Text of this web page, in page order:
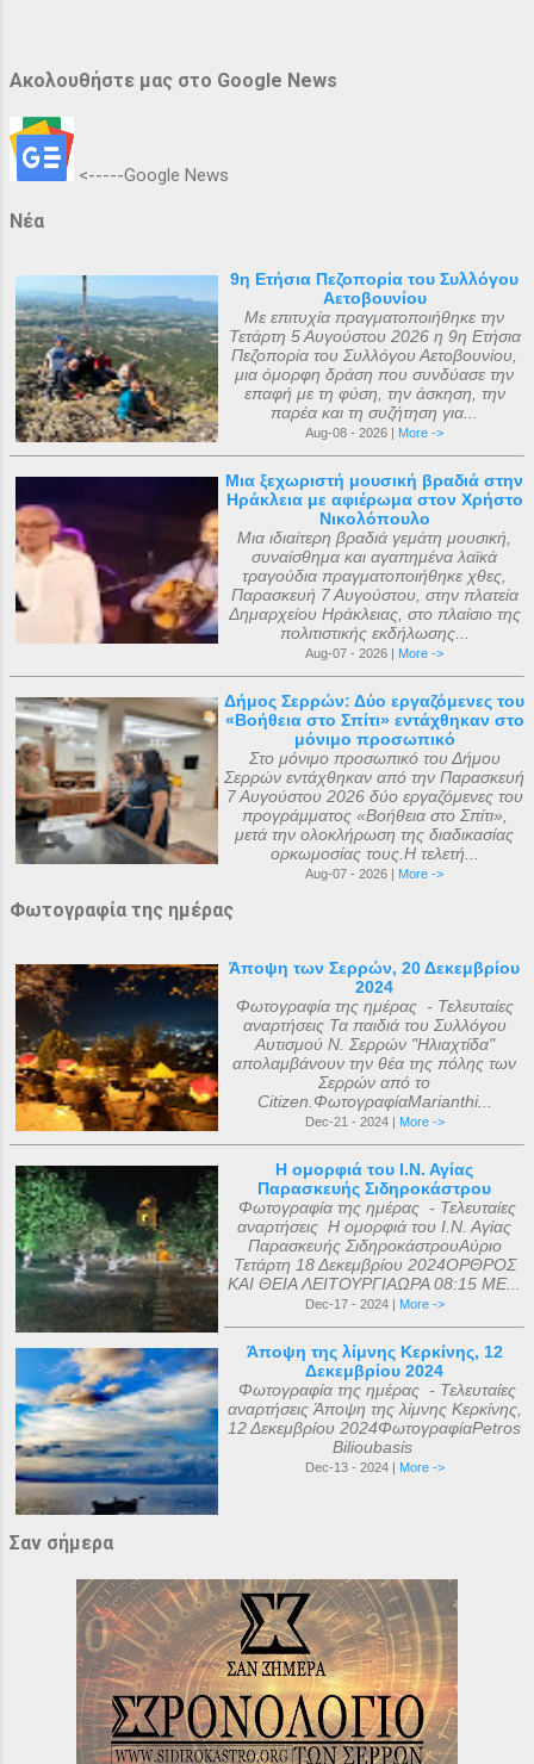
Ακολουθήστε μας στο Google News
<-----Google News
Νέα
9η Ετήσια Πεζοπορία του Συλλόγου
Αετοβουνίου
Με επιτυχία πραγματοποιήθηκε την
Τετάρτη 5 Αυγούστου 2026 η 9η Ετήσια
Πεζοπορία του Συλλόγου Αετοβουνίου,
μια όμορφη δράση που συνδύασε την
επαφή με τη φύση, την άσκηση, την
παρέα και τη συζήτηση για...
Aug-08 - 2026 | More ->
Μια ξεχωριστή μουσική βραδιά στην
Ηράκλεια με αφιέρωμα στον Χρήστο
Νικολόπουλο
Μια ιδιαίτερη βραδιά γεμάτη μουσική,
συναίσθημα και αγαπημένα λαϊκά
τραγούδια πραγματοποιήθηκε χθες,
Παρασκευή 7 Αυγούστου, στην πλατεία
Δημαρχείου Ηράκλειας, στο πλαίσιο της
πολιτιστικής εκδήλωσης...
Aug-07 - 2026 | More ->
Δήμος Σερρών: Δύο εργαζόμενες του
«Βοήθεια στο Σπίτι» εντάχθηκαν στο
μόνιμο προσωπικό
Στο μόνιμο προσωπικό του Δήμου
Σερρών εντάχθηκαν από την Παρασκευή
7 Αυγούστου 2026 δύο εργαζόμενες του
προγράμματος «Βοήθεια στο Σπίτι»,
μετά την ολοκλήρωση της διαδικασίας
ορκωμοσίας τους.Η τελετή...
Aug-07 - 2026 | More ->
Φωτογραφία της ημέρας
Άποψη των Σερρών, 20 Δεκεμβρίου
2024
Φωτογραφία της ημέρας - Τελευταίες
αναρτήσεις Τα παιδιά του Συλλόγου
Αυτισμού Ν. Σερρών "Ηλιαχτίδα"
απολαμβάνουν την θέα της πόλης των
Σερρών από το
Citizen.ΦωτογραφίαMarianthi...
Dec-21 - 2024 | More ->
Η ομορφιά του Ι.Ν. Αγίας
Παρασκευής Σιδηροκάστρου
Φωτογραφία της ημέρας - Τελευταίες
αναρτήσεις Η ομορφιά του Ι.Ν. Αγίας
Παρασκευής ΣιδηροκάστρουΑύριο
Τετάρτη 18 Δεκεμβρίου 2024ΟΡΘΡΟΣ
ΚΑΙ ΘΕΙΑ ΛΕΙΤΟΥΡΓΙΑΩΡΑ 08:15 ΜΕ...
Dec-17 - 2024 | More ->
Άποψη της λίμνης Κερκίνης, 12
Δεκεμβρίου 2024
Φωτογραφία της ημέρας - Τελευταίες
αναρτήσεις Άποψη της λίμνης Κερκίνης,
12 Δεκεμβρίου 2024ΦωτογραφίαPetros
Bilioubasis
Dec-13 - 2024 | More ->
Σαν σήμερα